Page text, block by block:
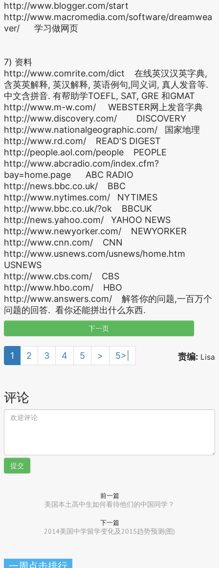
http://www.blogger.com/start
http://www.macromedia.com/software/dreamwea
ver/ 学习做网页
7) 资料
http://www.comrite.com/dict 在线英汉汉英字典,
含英英解释, 英汉解释, 英语例句,同义词, 真人发音等.
中文含拼音. 有帮助学TOEFL, SAT, GRE 和GMAT
http://www.m-w.com/ WEBSTER网上发音字典
http://www.discovery.com/ DISCOVERY
http://www.nationalgeographic.com/ 国家地理
http://www.rd.com/ READ'S DIGEST
http://people.aol.com/people PEOPLE
http://www.abcradio.com/index.cfm?
bay=home.page ABC RADIO
http://news.bbc.co.uk/ BBC
http://www.nytimes.com/ NYTIMES
http://www.bbc.co.uk/?ok BBCUK
http://news.yahoo.com/ YAHOO NEWS
http://www.newyorker.com/ NEWYORKER
http://www.cnn.com/ CNN
http://www.usnews.com/usnews/home.htm
USNEWS
http://www.cbs.com/ CBS
http://www.hbo.com/ HBO
http://www.answers.com/ 解答你的问题,一百万个
问题的回答. 看你还能拼出什么东西.
下一页
1 2 3 4 5 > 5>| 责编: Lisa
评论
提交
前一篇
美国本土高中生如何看待他们的中国同学？
下一篇
2014美国中学留学变化及2015趋势预测(图)